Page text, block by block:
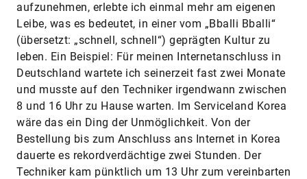
aufzunehmen, erlebte ich einmal mehr am eigenen
Leibe, was es bedeutet, in einer vom „Bballi Bballi“
(übersetzt: „schnell, schnell“) geprägten Kultur zu
leben. Ein Beispiel: Für meinen Internetanschluss in
Deutschland wartete ich seinerzeit fast zwei Monate
und musste auf den Techniker irgendwann zwischen
8 und 16 Uhr zu Hause warten. Im Serviceland Korea
wäre das ein Ding der Unmöglichkeit. Von der
Bestellung bis zum Anschluss ans Internet in Korea
dauerte es rekordverdächtige zwei Stunden. Der
Techniker kam pünktlich um 13 Uhr zum vereinbarten